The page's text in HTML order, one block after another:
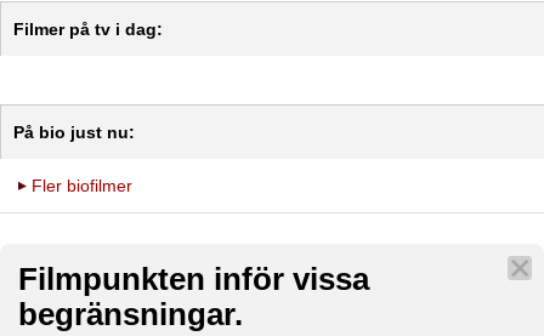
Filmer på tv i dag:
På bio just nu:
Fler biofilmer
Filmpunkten inför vissa
begränsningar.